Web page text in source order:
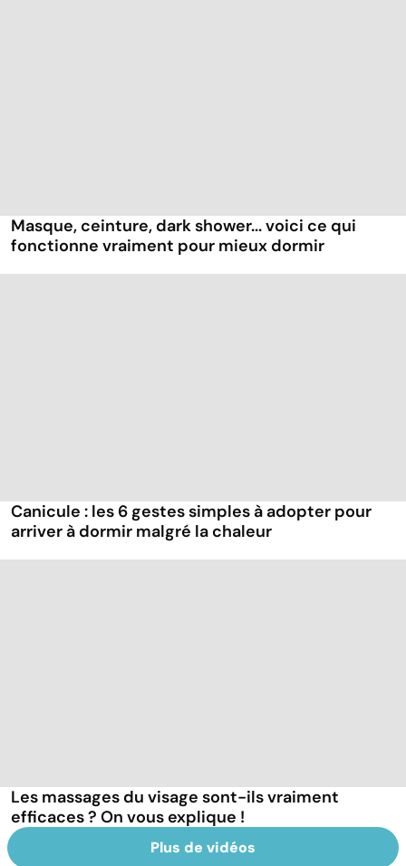
Masque, ceinture, dark shower... voici ce qui
fonctionne vraiment pour mieux dormir
Canicule : les 6 gestes simples à adopter pour
arriver à dormir malgré la chaleur
Les massages du visage sont-ils vraiment
efficaces ? On vous explique !
Plus de vidéos